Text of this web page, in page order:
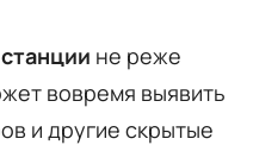
не реже
вовремя выявить
и другие скрытые